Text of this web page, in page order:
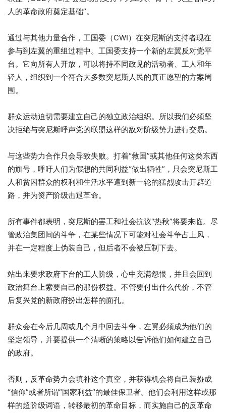
人的革命政府奠定基础”。
通过与其他力量合作，工国委（CWI）在突尼斯的支持者现在
参与到左翼的重组过程中。工国委支持一个新的左翼反对党平
台。它向所有人开放，可以将持不同政见的活动者、工人和年
轻人，组织到一个符合大多数突尼斯人民的真正愿望的方案周
围。
群众运动迫切需要建立自己的独立政治组织。所以我们必须坚
决拒绝与突尼斯呼声党的联盟这样的敌对阶级势力进行交易。
与这些势力合作只会导致失败。打着“救国”或其他任何这类东西
的旗号，呼吁人们为假想的共同利益“做出牺牲”，只会突尼斯工
人和贫困群众的权利和生活水平遭到新一轮的猛烈攻击开辟道
路，并为资产阶级击退革命。
所有事件都表明，突尼斯的罢工和社会抗议“热秋”将要来临。尽
管政治集团间的斗争，在某些情况下可能对社会斗争占上风，
并在一定程度上伪装自己，但后者不会被压制下去。
站出来要求政府下台的工人阶级，心中充满怨恨，并且会回到
政治舞台上索要自己的那份权益。不管要付出什么代价，不管
后复兴党的新政府扮出怎样的面孔。
群众会在今后几周或几个月中回去斗争，左翼必须成为他们的
坚定领导，并要提供一个清晰的策略以告诉他们如何建立自己
的政府。
否则，反革命势力会填补这个真空，并获得机会将自己装扮成
“信仰”或者所谓“国家利益”的最佳保卫者。他们会利用这样或那
样的超阶级词语，转移最初的革命目标，而实施自己的反革命